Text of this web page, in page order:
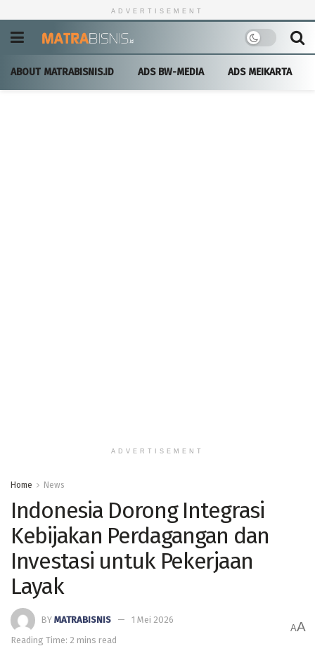
ADVERTISEMENT
ABOUT MATRABISNIS.ID ADS BW-MEDIA ADS MEIKARTA
ADVERTISEMENT
Home News
Indonesia Dorong Integrasi
Kebijakan Perdagangan dan
Investasi untuk Pekerjaan
Layak
BY MATRABISNIS
1 Mei 2026
Reading Time: 2 mins read
AA